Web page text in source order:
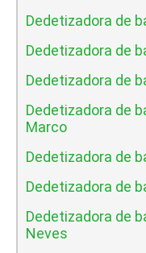
Dedetizadora de
Dedetizadora de
Dedetizadora de
Dedetizadora de
Marco
Dedetizadora de
Dedetizadora de
Dedetizadora de
Neves